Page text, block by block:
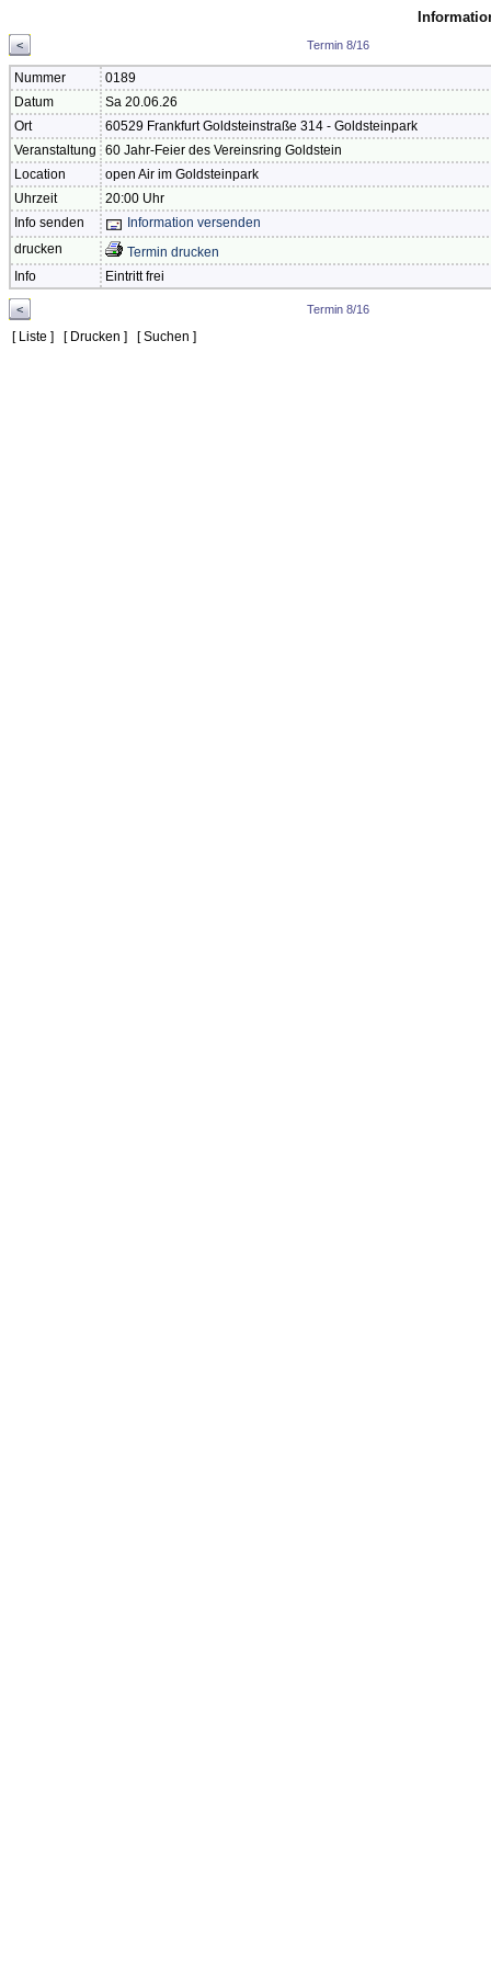
< Termin 8/16
Nummer
0189
Datum
Sa 20.06.26
Ort
60529 Frankfurt Goldsteinstraße 314 - Goldsteinpark
Veranstaltung
60 Jahr-Feier des Vereinsring Goldstein
Location
open Air im Goldsteinpark
Uhrzeit
20:00 Uhr
Info senden
Information versenden
drucken
Termin drucken
Info
Eintritt frei
< Termin 8/16
[ Liste ] [ Drucken ] [Suchen ]